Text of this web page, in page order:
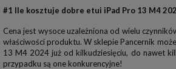
#1 Ile kosztuje dobre etui iPad Pro 13 M4
Cena jest wysoce uzależniona od wielu
właściwości produktu. W sklepie Pancernik
13 M4 2024 już od kilkudziesięciu, do nawet
przypadku są one konkurencyjne!